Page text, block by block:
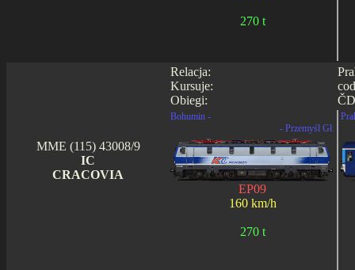
270 t
Relacja:
Kursuje:
Obiegi:
MME (115) 43008/9
IC
CRACOVIA
Bohumin -
- Przemyśl Gł.
EP09
160 km/h
270 t